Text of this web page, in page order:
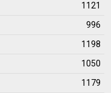
1121
996
1198
1050
1179